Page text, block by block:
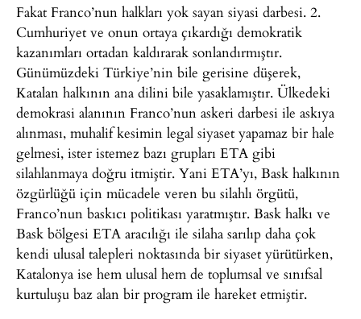
Fakat Franco’nun halkları yok sayan siyasi darbesi. 2.
Cumhuriyet ve onun ortaya çıkardığı demokratik
kazanımları ortadan kaldırarak sonlandırmıştır.
Günümüzdeki Türkiye’nin bile gerisine düşerek,
Katalan halkının ana dilini bile yasaklamıştır. Ülkedeki
demokrasi alanının Franco’nun askeri darbesi ile askıya
alınması, muhalif kesimin legal siyaset yapamaz bir hale
gelmesi, ister istemez bazı grupları ETA gibi
silahlanmaya doğru itmiştir. Yani ETA’yı, Bask halkının
özgürlüğü için mücadele veren bu silahlı örgütü,
Franco’nun baskıcı politikası yaratmıştır. Bask halkı ve
Bask bölgesi ETA aracılığı ile silaha sarılıp daha çok
kendi ulusal talepleri noktasında bir siyaset yürütürken,
Katalonya ise hem ulusal hem de toplumsal ve sınıfsal
kurtuluşu baz alan bir program ile hareket etmiştir.